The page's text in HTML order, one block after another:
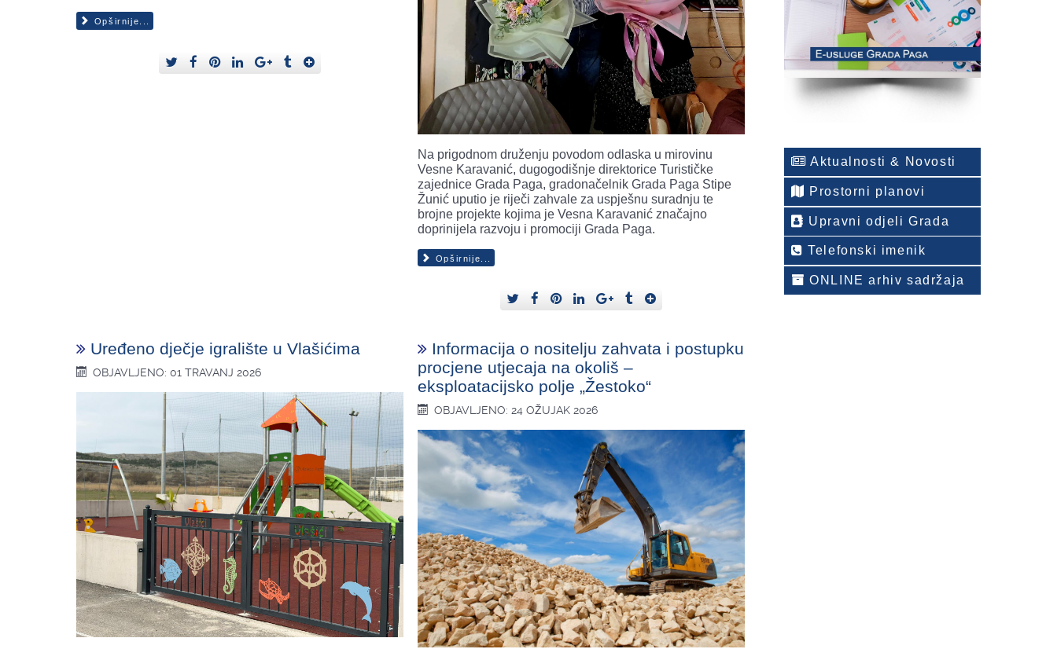
Opširnije...
Na prigodnom druženju povodom odlaska u mirovinu
Vesne Karavanić, dugogodišnje direktorice Turističke
zajednice Grada Paga, gradonačelnik Grada Paga Stipe
Žunić uputio je riječi zahvale za uspješnu suradnju te
brojne projekte kojima je Vesna Karavanić značajno
doprinijela razvoju i promociji Grada Paga.
Opširnije...
Uređeno dječje igralište u Vlašićima
OBJAVLJENO: 01 TRAVANJ 2026
Informacija o nositelju zahvata i postupku
procjene utjecaja na okoliš –
eksploatacijsko polje „Žestoko“
OBJAVLJENO: 24 OŽUJAK 2026
Aktualnosti & Novosti
Prostorni planovi
Upravni odjeli Grada
Telefonski imenik
ONLINE arhiv sadržaja